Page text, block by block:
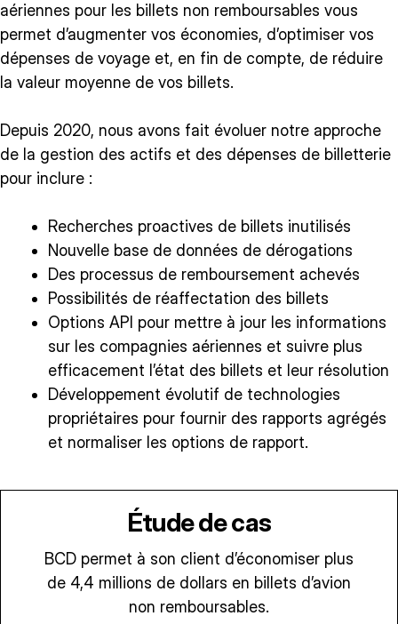
aériennes pour les billets non remboursables vous
permet d’augmenter vos économies, d’optimiser vos
dépenses de voyage et, en fin de compte, de réduire
la valeur moyenne de vos billets.
Depuis 2020, nous avons fait évoluer notre approche
de la gestion des actifs et des dépenses de billetterie
pour inclure :
Recherches proactives de billets inutilisés
Nouvelle base de données de dérogations
Des processus de remboursement achevés
Possibilités de réaffectation des billets
Options API pour mettre à jour les informations
sur les compagnies aériennes et suivre plus
efficacement l’état des billets et leur résolution
Développement évolutif de technologies
propriétaires pour fournir des rapports agrégés
et normaliser les options de rapport.
Étude de cas
BCD permet à son client d’économiser plus
de 4,4 millions de dollars en billets d’avion
non remboursables.